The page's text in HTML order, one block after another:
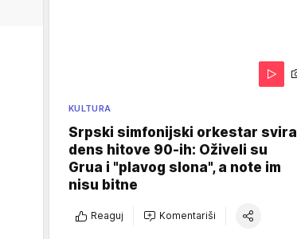
KULTURA
Srpski simfonijski orkestar svira
dens hitove 90-ih: Oživeli su
Grua i "plavog slona", a note im
nisu bitne
Reaguj Komentariši